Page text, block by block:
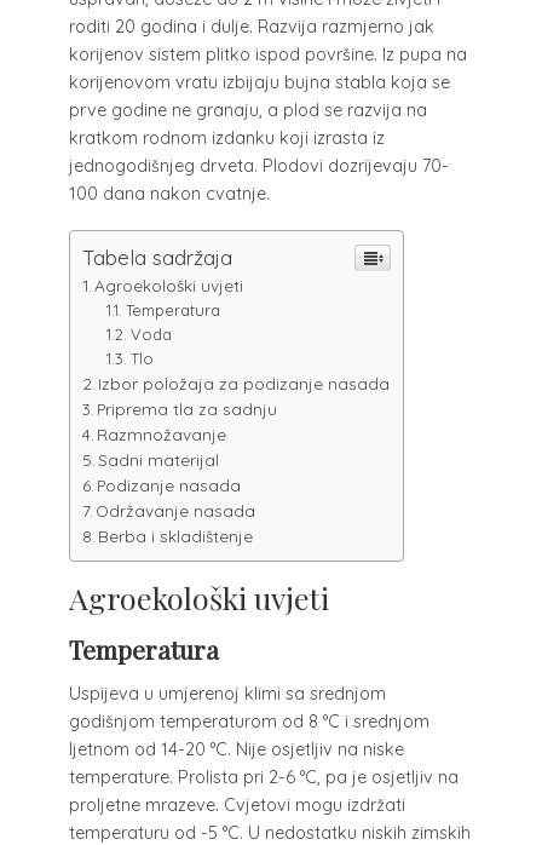
roditi 20 godina i dulje. Razvija razmjerno jak
korijenov sistem plitko ispod površine. Iz pupa na
korijenovom vratu izbijaju bujna stabla koja se
prve godine ne granaju, a plod se razvija na
kratkom rodnom izdanku koji izrasta iz
jednogodišnjeg drveta. Plodovi dozrijevaju 70-
100 dana nakon cvatnje.
Tabela sadržaja
Agroekološki uvjeti
Temperatura
Voda
Tlo
Izbor položaja za podizanje nasada
Priprema tla za sadnju
Razmnožavanje
Sadni materijal
Podizanje nasada
Održavanje nasada
Berba i skladištenje
Agroekološki uvjeti
Temperatura
Uspijeva u umjerenoj klimi sa srednjom
godišnjom temperaturom od 8 °C i srednjom
ljetnom od 14-20 °C. Nije osjetljiv na niske
temperature. Prolista pri 2-6 °C, pa je osjetljiv na
proljetne mrazeve. Cvjetovi mogu izdržati
temperaturu od -5 °C. U nedostatku niskih zimskih